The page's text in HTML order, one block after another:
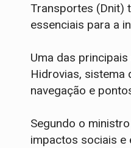
Transportes (Dnit)
essenciais para a
Uma das
Hidrovias, sistema
navegação e
Segundo o
impactos sociais e